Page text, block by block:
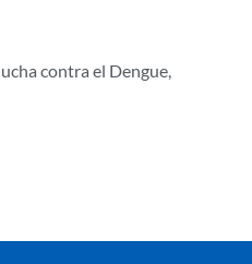
contra el Dengue,